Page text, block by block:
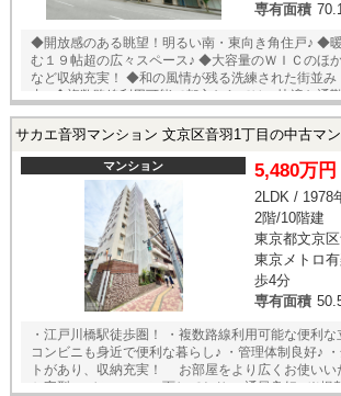
専有面積
◆開放感のある眺望！明るい南・東向き角住戸♪ ◆暖かな日差しが差し込
む１９帖超の広々スペース♪ ◆大容量のＷＩＣのほかＳＩＣ、マルチ収納
など収納充実！ ◆和の風情が残る洗練された街並み「神楽坂」が徒歩圏
内♪ ◆複数路線利用可能で都心ならではの快適な通勤アクセスが魅力の住
も充実！ ◆スーパー、コンビニ、ドラッグストアが徒歩圏内！ 地蔵通
チン ・浴室 ・洗面台 ・トイレ ・水廻り床 ・
具 ・照明 ・給湯器 ・下足入れ ・全クロス ・
・ハウスクリーニング 他 （２０２６年５月中旬
サカエ音羽マンション 文京区音羽1丁目の中古マ
マンション 5,480万円
2LDK / 1978
2階/10階建
東京都文京
東京メトロ
歩4分
専有面積
・江戸川橋駅徒歩圏！ ・複数路線利用可能な便利
コンビニも身近で便利な暮らし♪ ・管理体制良好♪
トがあり、収納充実！ お部屋をより広くお使いい
Ｌ字型のバルコニーに面しており 通風良好♪ ※掲載中の写真はリフォ